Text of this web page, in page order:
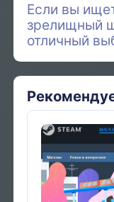
Если вы
зрелищный
отличный